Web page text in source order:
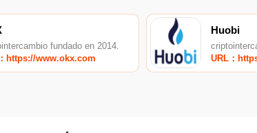
fundado en 2014.
https://www.okx.com
Huobi
URL：